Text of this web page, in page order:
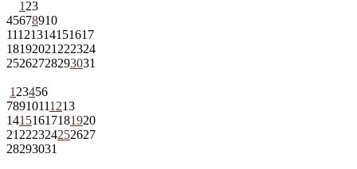
1 23
45678910
11121314151617
18192021 222324
25262728293031
1 23456
78910111213
14151617181920
21 222324252627
28293031